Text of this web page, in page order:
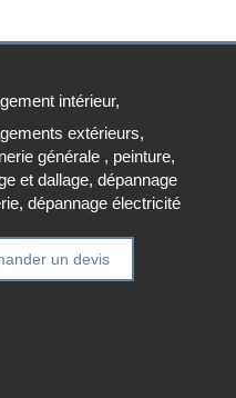
intérieur,
extérieurs,
générale , peinture,
et dallage, dépannage
dépannage électricité
un devis